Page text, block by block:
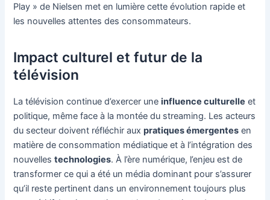
Play » de Nielsen met en lumière cette évolution rapide et
les nouvelles attentes des consommateurs.
Impact culturel et futur de la
télévision
La télévision continue d’exercer uneinfluence culturelle et
politique, même face à la montée du streaming. Les acteurs
du secteur doivent réfléchir auxpratiques émergentes en
matière de consommation médiatique et à l’intégration des
nouvellestechnologies. À l’ère numérique, l’enjeu est de
transformer ce qui a été un média dominant pour s’assurer
qu’il reste pertinent dans un environnement toujours plus